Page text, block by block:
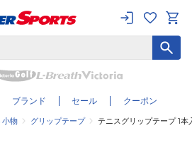
ブランド セール クーポン
小物 グリップテープ テニスグリップテープ 1